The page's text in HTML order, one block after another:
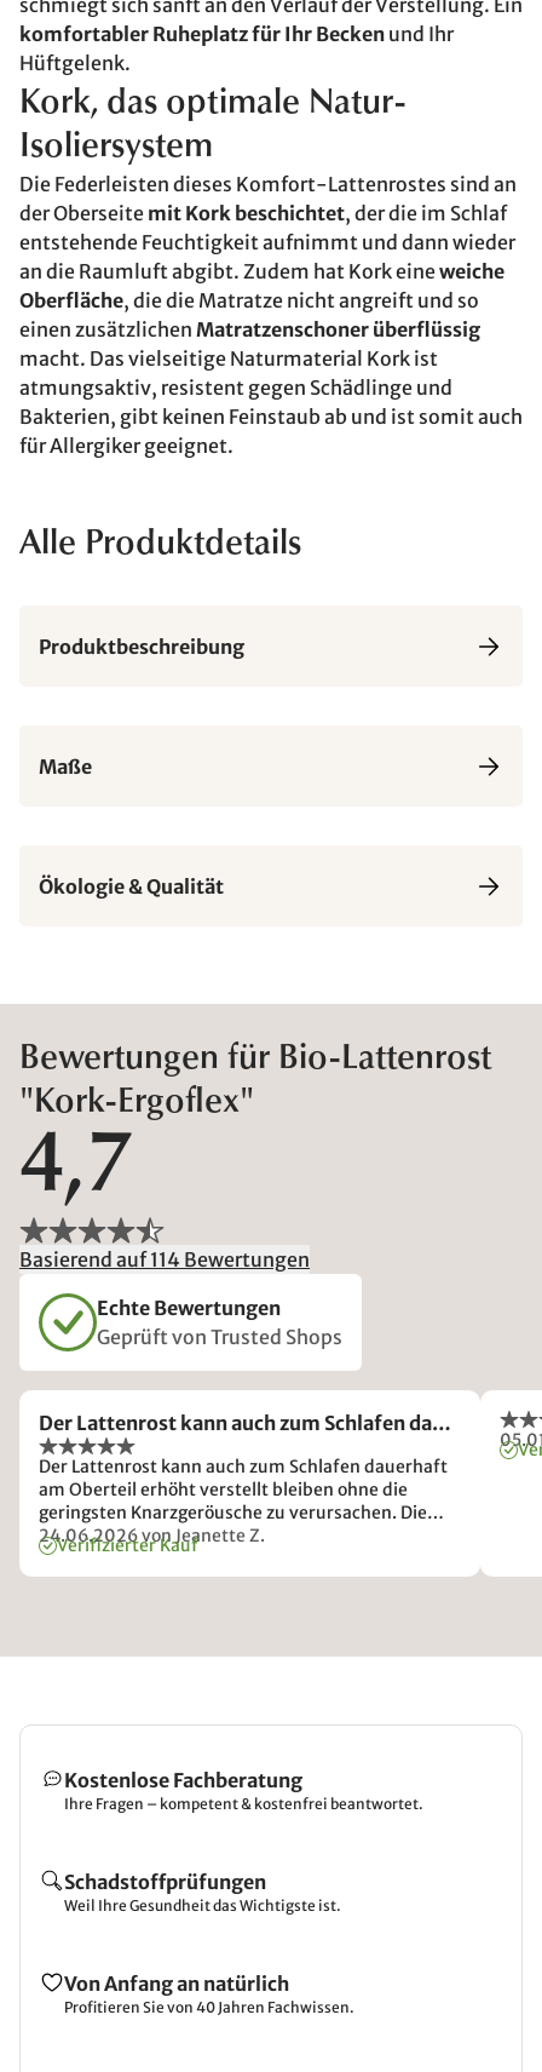
schmiegt sich sanft an den Verlauf der Verstellung. Ein
komfortabler Ruheplatz für Ihr Becken und Ihr
Hüftgelenk.
Kork, das optimale Natur-
Isoliersystem
Die Federleisten dieses Komfort-Lattenrostes sind an
der Oberseite mit Kork beschichtet, der die im Schlaf
entstehende Feuchtigkeit aufnimmt und dann wieder
an die Raumluft abgibt. Zudem hat Kork eineweiche
Oberfläche, die die Matratze nicht angreift und so
einen zusätzlichen Matratzenschoner überflüssig
macht. Das vielseitige Naturmaterial Kork ist
atmungsaktiv, resistent gegen Schädlinge und
Bakterien, gibt keinen Feinstaub ab und ist somit auch
für Allergiker geeignet.
Alle Produktdetails
Produktbeschreibung
Maße
Ökologie & Qualität
Bewertungen für Bio-Lattenrost
"Kork-Ergoflex"
4,7
Basierend auf 114 Bewertungen
Echte Bewertungen
Geprüft von Trusted Shops
Der Lattenrost kann auch zum Schlafen da…
Der Lattenrost kann auch zum Schlafen dauerhaft
am Oberteil erhöht verstellt bleiben ohne die
geringsten Knarzgeröusche zu verursachen. Die
Verstellung funktioniert unkompliziert. Durch die
Korkauflage verrutscht die Matratze auch bei
hochgestelltem Oberkörperteil nicht. Die
24.06.2026von Jeanette Z.
Verifizierter Kauf
Kostenlose Fachberatung
Ihre Fragen – kompetent & kostenfrei beantwortet.
Schadstoffprüfungen
Weil Ihre Gesundheit das Wichtigste ist.
Von Anfang an natürlich
Profitieren Sie von 40 Jahren Fachwissen.